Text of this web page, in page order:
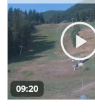
09:20